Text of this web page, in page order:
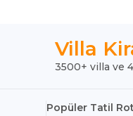
Villa
3500+ villa ve
Popüler Tatil